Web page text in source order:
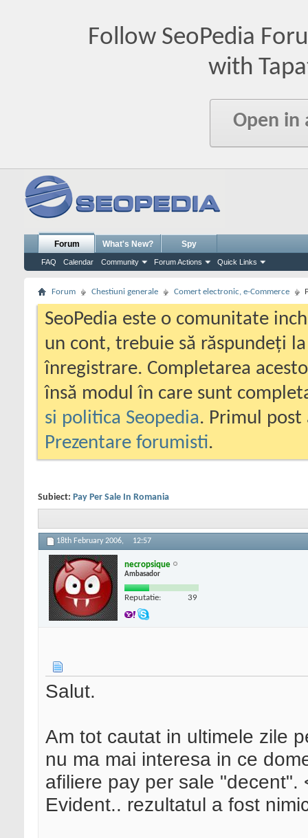
Follow SeoPedia
with
Open in
Forum
FAQ Calendar Community Forum Actions Quick Links
What's New? Spy
Forum Chestiuni generale Comert electronic, e-Commerce
SeoPedia este o comunitate
un cont, trebuie să răspundeți
înregistrare. Completarea
însă modul în care sunt
si politica Seopedia. Primul
Prezentare forumisti.
Subiect: Pay Per Sale In Romania
18th February 2006, 12:57
necropsique
Ambasador
Reputatie: 39
Salut.
Am tot cautat in ultimele zile
nu ma mai interesa in ce
afiliere pay per sale "decent".
Evident.. rezultatul a fost